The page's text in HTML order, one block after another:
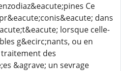
Ce
dans
lorsque celle-
g&ecirc;nants, ou en
des
&agrave; un sevrage